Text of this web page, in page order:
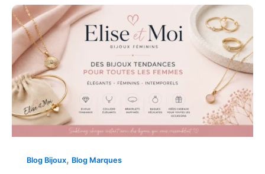
Blog Bijoux, Blog Marques